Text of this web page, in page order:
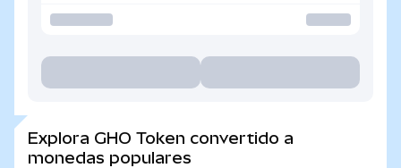
Explora GHO Token convertido a
monedas populares